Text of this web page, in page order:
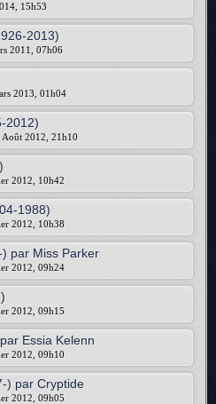
15h53
2013)
2011, 07h06
2013, 01h04
2012)
2012, 21h10
2012, 10h42
1988)
2012, 10h38
par Miss Parker
2012, 09h24
2012, 09h15
Essia Kelenn
2012, 09h10
) par Cryptide
2012, 09h05